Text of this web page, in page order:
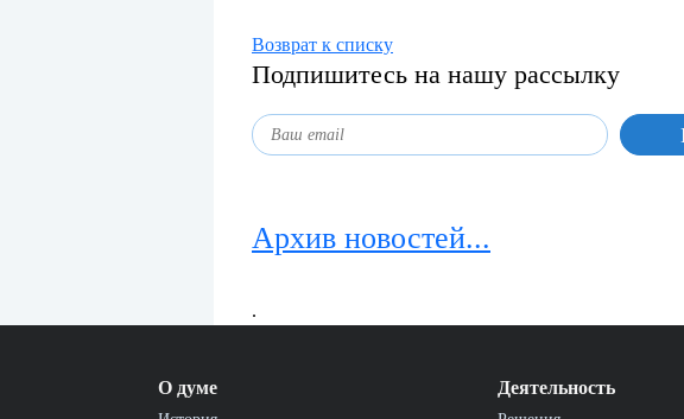
Возврат к списку
Подпишитесь на нашу рассылку
Архив новостей...
.
О думе Деятельность